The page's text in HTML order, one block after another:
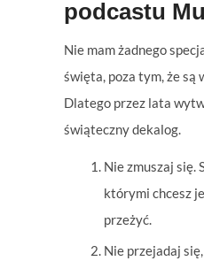
podcastu
Nie mam żadnego
święta, poza tym, że są
Dlatego przez lata
świąteczny dekalog.
Nie zmuszaj się.
którymi chcesz
przeżyć.
Nie przejadaj